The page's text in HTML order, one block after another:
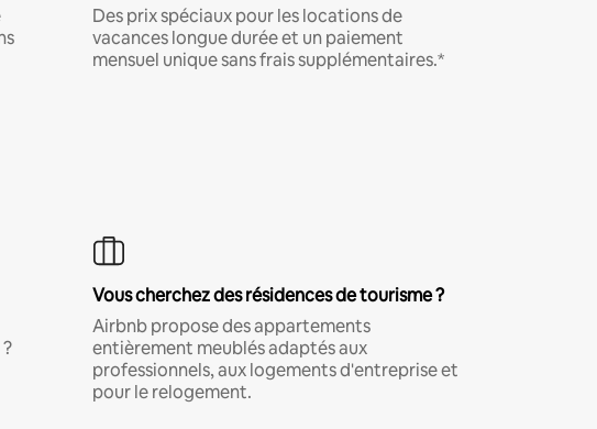
Des prix spéciaux pour les locations de
vacances longue durée et un paiement
mensuel unique sans frais supplémentaires.*
Vous cherchez des résidences de tourisme ?
Airbnb propose des appartements
entièrement meublés adaptés aux
professionnels, aux logements d'entreprise et
pour le relogement.